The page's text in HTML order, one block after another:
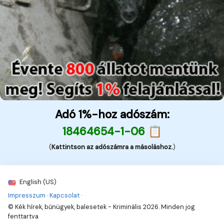
Adó 1%-hoz adószám:
18464654-1-06 📋
(Kattintson az adószámra a másoláshoz.)
English (US)
Impresszum ·Kapcsolat ·
© Kék hírek, bűnügyek, balesetek - Kriminális 2026. Minden jog
fenttartva